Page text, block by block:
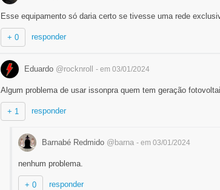
Esse equipamento só daria certo se tivesse uma rede
+ 0 responder
Eduardo @rocknroll - em 03/01/2024
Algum problema de usar issonpra quem tem geração
+ 1 responder
Barnabé Redmido @barna - em 03/01/2024
nenhum problema.
+ 0 responder